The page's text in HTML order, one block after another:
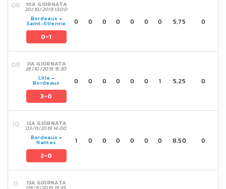
10A GIORNATA
20/10/2019 13:00
Bordeaux -
Saint-Etienne
0-1
0 0 0 0 0 0 0 5,75 0
11A GIORNATA
26/10/2019 15:30
Lille -
Bordeaux
3-0
0 0 0 0 0 0 1 5,25 0
12A GIORNATA
03/11/2019 14:00
Bordeaux -
Nantes
2-0
1 0 0 0 0 0 0 8,50 0
13A GIORNATA